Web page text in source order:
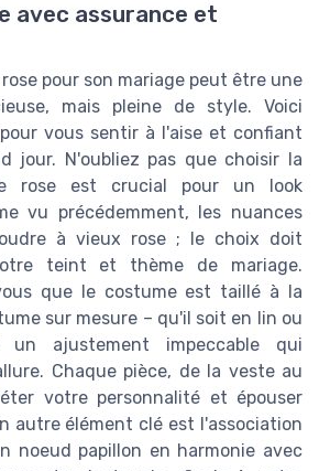
avec assurance et
pour son mariage peut être une
mais pleine de style. Voici
vous sentir à l'aise et confiant
jour. N'oubliez pas que choisir la
rose est crucial pour un look
vu précédemment, les nuances
à vieux rose ; le choix doit
teint et thème de mariage.
que le costume est taillé à la
sur mesure – qu'il soit en lin ou
ajustement impeccable qui
Chaque pièce, de la veste au
votre personnalité et épouser
autre élément clé est l'association
noeud papillon en harmonie avec